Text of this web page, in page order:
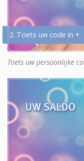
2. Toets uw code in +
Toets uw persoonlijke